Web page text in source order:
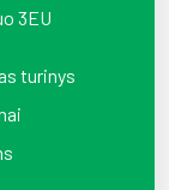
3EU
turinys